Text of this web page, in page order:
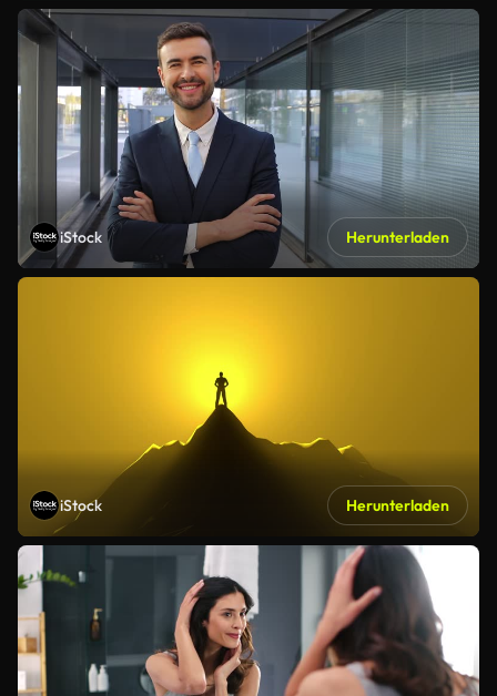
iStock Herunterladen
iStock Herunterladen